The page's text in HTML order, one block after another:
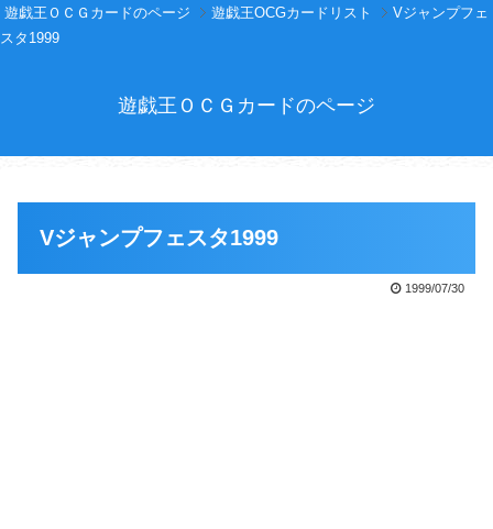
遊戯王ＯＣＧカードのページ 遊戯王OCGカードリスト
Vジャンプフェ
スタ1999
遊戯王ＯＣＧカードのページ
Vジャンプフェスタ1999
1999/07/30